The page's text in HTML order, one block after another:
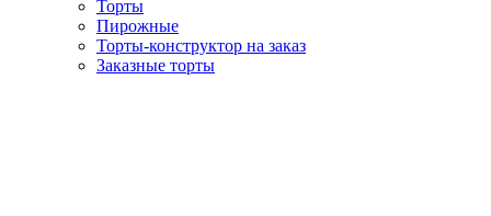
Торты
Пирожные
Торты-конструктор на заказ
Заказные торты